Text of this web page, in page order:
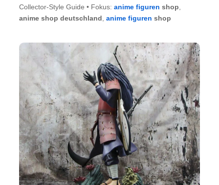
Collector-Style Guide • Fokus: anime figuren shop,
anime shop deutschland, anime figuren shop